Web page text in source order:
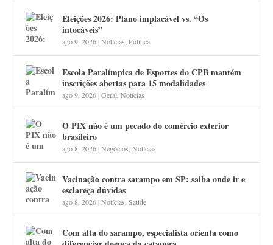
Eleições 2026: Plano implacável vs. “Os
intocáveis”
ago 9, 2026|Notícias ,Política
Escola Paralímpica de Esportes do CPB mantém
inscrições abertas para 15 modalidades
ago 9, 2026|Geral ,Notícias
O PIX não é um pecado do comércio exterior
brasileiro
ago 8, 2026|Negócios ,Notícias
Vacinação contra sarampo em SP: saiba onde ir e
esclareça dúvidas
ago 8, 2026|Notícias ,Saúde
Com alta do sarampo, especialista orienta como